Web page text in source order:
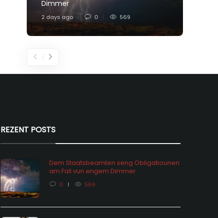
Dimmer
2 days ago 0 569
REZENT POSTS
Dem Staatsbeamten seng Obligatiounen
am Fall vun engem Dimmer
0 569